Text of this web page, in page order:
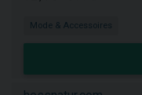
Mode & Accessoires